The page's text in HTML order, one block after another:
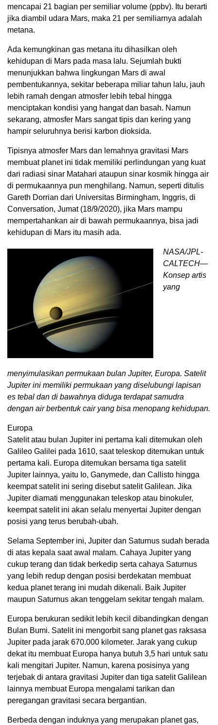
mencapai 21 bagian per semiliar volume (ppbv). Itu berarti
jika diambil udara Mars, maka 21 per semiliarnya adalah
metana.
Ada kemungkinan gas metana itu dihasilkan oleh
kehidupan di Mars pada masa lalu. Sejumlah bukti
menunjukkan bahwa lingkungan Mars di awal
pembentukannya, sekitar beberapa miliar tahun lalu, jauh
lebih ramah dengan atmosfer lebih tebal hingga
menciptakan kondisi yang hangat dan basah. Namun
sekarang, atmosfer Mars sangat tipis dan kering yang
hampir seluruhnya berisi karbon dioksida.
Tipisnya atmosfer Mars dan lemahnya gravitasi Mars
membuat planet ini tidak memiliki perlindungan yang kuat
dari radiasi sinar Matahari ataupun sinar kosmik hingga air
di permukaannya pun menghilang. Namun, seperti ditulis
Gareth Dorrian dari Universitas Birmingham, Inggris, di
Conversation, Jumat (18/9/2020), jika Mars mampu
mempertahankan air di bawah permukaannya, bisa jadi
kehidupan di Mars itu masih ada.
NASA/JPL-
CALTECH—
Konsep artis
yang
menyimulasikan permukaan bulan Jupiter, Europa. Satelit
Jupiter ini memiliki permukaan yang diselubungi lapisan
es tebal dan di bawahnya diduga terdapat samudra
dengan air berbentuk cair yang bisa menopang kehidupan.
Europa
Satelit atau bulan Jupiter ini pertama kali ditemukan oleh
Galileo Galilei pada 1610, saat teleskop ditemukan untuk
pertama kali. Europa ditemukan bersama tiga satelit
Jupiter lainnya, yaitu Io, Ganymede, dan Callisto hingga
keempat satelit ini sering disebut satelit Galilean. Jika
Jupiter diamati menggunakan teleskop atau binokuler,
keempat satelit ini akan selalu menyertai Jupiter dengan
posisi yang terus berubah-ubah.
Selama September ini, Jupiter dan Saturnus sudah berada
di atas kepala saat awal malam. Cahaya Jupiter yang
cukup terang dan tidak berkedip serta cahaya Saturnus
yang lebih redup dengan posisi berdekatan membuat
kedua planet terang ini mudah dikenali. Baik Jupiter
maupun Saturnus akan tenggelam sekitar tengah malam.
Europa berukuran sedikit lebih kecil dibandingkan dengan
Bulan Bumi. Satelit ini mengorbit sang planet gas raksasa
Jupiter pada jarak 670.000 kilometer. Jarak yang cukup
dekat itu membuat Europa hanya butuh 3,5 hari untuk satu
kali mengitari Jupiter. Namun, karena posisinya yang
terjebak di antara gravitasi Jupiter dan tiga satelit Galilean
lainnya membuat Europa mengalami tarikan dan
peregangan gravitasi secara bergantian.
Berbeda dengan induknya yang merupakan planet gas,